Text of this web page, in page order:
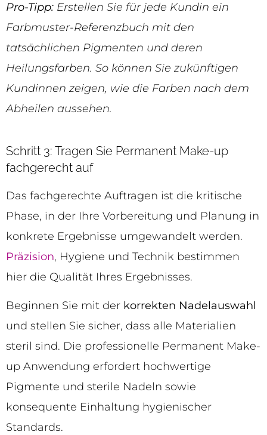
Pro-Tipp: Erstellen Sie für jede Kundin ein
Farbmuster-Referenzbuch mit den
tatsächlichen Pigmenten und deren
Heilungsfarben. So können Sie zukünftigen
Kundinnen zeigen, wie die Farben nach dem
Abheilen aussehen.
Schritt 3: Tragen Sie Permanent Make-up
fachgerecht auf
Das fachgerechte Auftragen ist die kritische
Phase, in der Ihre Vorbereitung und Planung in
konkrete Ergebnisse umgewandelt werden.
Präzision, Hygiene und Technik bestimmen
hier die Qualität Ihres Ergebnisses.
Beginnen Sie mit der korrekten Nadelauswahl
und stellen Sie sicher, dass alle Materialien
steril sind. Die professionelle Permanent Make-
up Anwendung erfordert hochwertige
Pigmente und sterile Nadeln sowie
konsequente Einhaltung hygienischer
Standards.